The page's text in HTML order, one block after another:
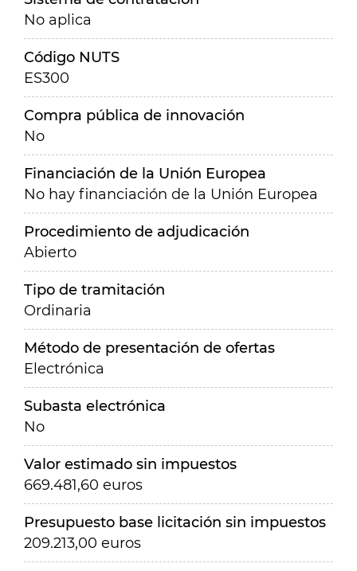
No aplica
Código NUTS
ES300
Compra pública de innovación
No
Financiación de la Unión Europea
No hay financiación de la Unión Europea
Procedimiento de adjudicación
Abierto
Tipo de tramitación
Ordinaria
Método de presentación de ofertas
Electrónica
Subasta electrónica
No
Valor estimado sin impuestos
669.481,60 euros
Presupuesto base licitación sin impuestos
209.213,00 euros